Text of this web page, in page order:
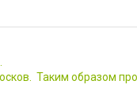
Таким образом